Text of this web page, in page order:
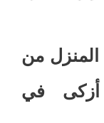
من
أزكى في